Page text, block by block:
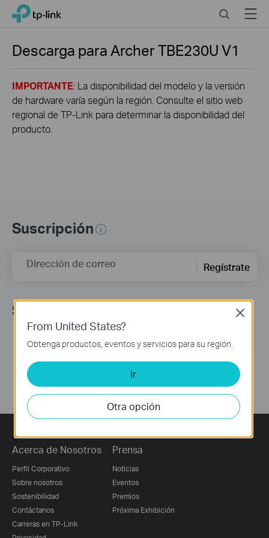
Click
navigation
TP-Link, Reliably Smart SearchMenu
Descarga paraArcher TBE230UV1
IMPORTANTE: La disponibilidad del modelo y la versión
de hardware varía según la región. Consulte el sitio web
regional de TP-Link para determinar la disponibilidad del
producto.
Suscripción
Dirección de correo Regístrate
Síguenos
Acerca de Nosotros
Perfil Corporativo
Sobre nosotros
Sostenibilidad
Contáctanos
Carreras en TP-Link
Prensa
Noticias
Eventos
Premios
Próxima Exhibición
From United States?
Obtenga productos, eventos y servicios para su región.
Ir
Otra opción
Close